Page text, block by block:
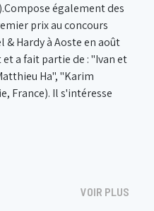
également des
prix au concours
Hardy à Aoste en août
a fait partie de : "Ivan et
Ha", "Karim
France). Il s'intéresse
VOIR PLUS